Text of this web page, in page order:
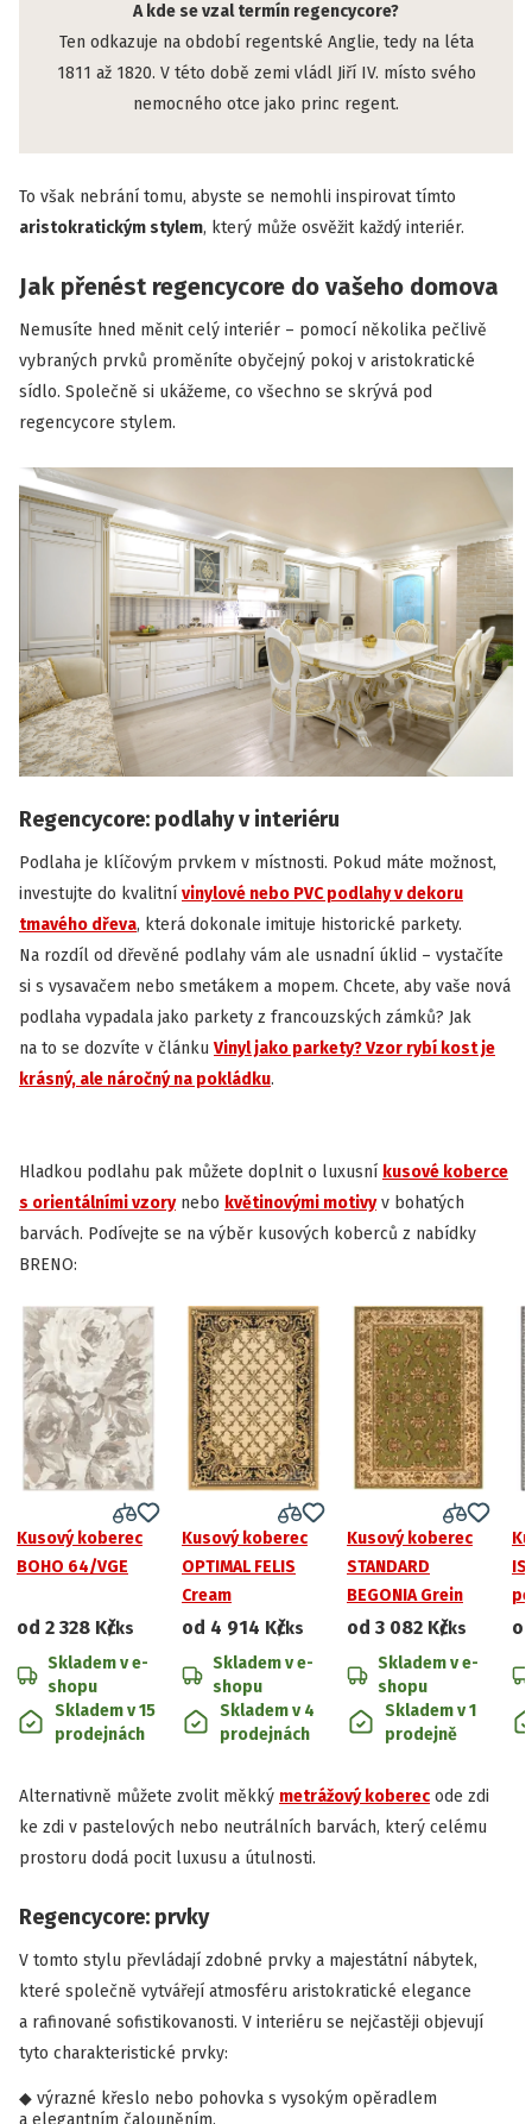
A kde se vzal termín regencycore?
Ten odkazuje na období regentské Anglie, tedy na léta
1811 až 1820. V této době zemi vládl Jiří IV. místo svého
nemocného otce jako princ regent.
To však nebrání tomu, abyste se nemohli inspirovat tímto
aristokratickým stylem, který může osvěžit každý interiér.
Jak přenést regencycore do vašeho domova
Nemusíte hned měnit celý interiér – pomocí několika pečlivě
vybraných prvků proměníte obyčejný pokoj v aristokratické
sídlo. Společně si ukážeme, co všechno se skrývá pod
regencycore stylem.
Regencycore: podlahy v interiéru
Podlaha je klíčovým prvkem v místnosti. Pokud máte možnost,
investujte do kvalitní vinylové nebo PVC podlahy v dekoru
tmavého dřeva, která dokonale imituje historické parkety.
Na rozdíl od dřevěné podlahy vám ale usnadní úklid – vystačíte
si s vysavačem nebo smetákem a mopem. Chcete, aby vaše nová
podlaha vypadala jako parkety z francouzských zámků? Jak
na to se dozvíte v článku Vinyl jako parkety? Vzor rybí kost je
krásný, ale náročný na pokládku.
Hladkou podlahu pak můžete doplnit o luxusní kusové koberce
s orientálními vzorynebo květinovými motivyv bohatých
barvách. Podívejte se na výběr kusových koberců z nabídky
BRENO:
Kusový koberec
BOHO 64/VGE
od 2 328 Kč/ks
Skladem v e-
shopu
Skladem v 15
prodejnách
Kusový koberec
OPTIMAL FELIS
Cream
od 4 914 Kč/ks
Skladem v e-
shopu
Skladem v 4
prodejnách
Kusový koberec
STANDARD
BEGONIA Grein
od 3 082 Kč/ks
Skladem v e-
shopu
Skladem v 1
prodejně
Alternativně můžete zvolit měkký metrážový koberec ode zdi
ke zdi v pastelových nebo neutrálních barvách, který celému
prostoru dodá pocit luxusu a útulnosti.
Regencycore: prvky
V tomto stylu převládají zdobné prvky a majestátní nábytek,
které společně vytvářejí atmosféru aristokratické elegance
a rafinované sofistikovanosti. V interiéru se nejčastěji objevují
tyto charakteristické prvky:
výrazné křeslo nebo pohovka s vysokým opěradlem
a elegantním čalouněním,